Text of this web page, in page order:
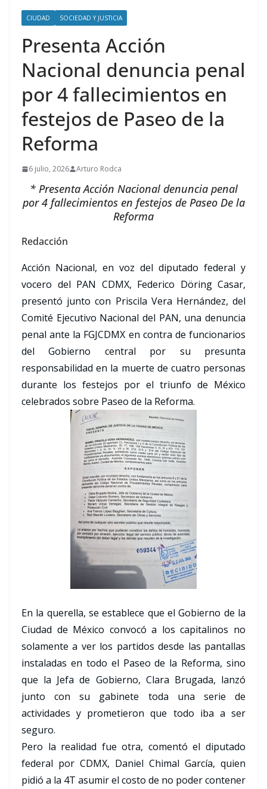
CIUDAD SOCIEDAD Y JUSTICIA
Presenta Acción
Nacional denuncia penal
por 4 fallecimientos en
festejos de Paseo de la
Reforma
6 julio, 2026 Arturo Rodca
* Presenta Acción Nacional denuncia penal
por 4 fallecimientos en festejos de Paseo De la
Reforma
Redacción
Acción Nacional, en voz del diputado federal y
vocero del PAN CDMX, Federico Döring Casar,
presentó junto con Priscila Vera Hernández, del
Comité Ejecutivo Nacional del PAN, una denuncia
penal ante la FGJCDMX en contra de funcionarios
del Gobierno central por su presunta
responsabilidad en la muerte de cuatro personas
durante los festejos por el triunfo de México
celebrados sobre Paseo de la Reforma.
En la querella, se establece que el Gobierno de la
Ciudad de México convocó a los capitalinos no
solamente a ver los partidos desde las pantallas
instaladas en todo el Paseo de la Reforma, sino
que la Jefa de Gobierno, Clara Brugada, lanzó
junto con su gabinete toda una serie de
actividades y prometieron que todo iba a ser
seguro.
Pero la realidad fue otra, comentó el diputado
federal por CDMX, Daniel Chimal García, quien
pidió a la 4T asumir el costo de no poder contener